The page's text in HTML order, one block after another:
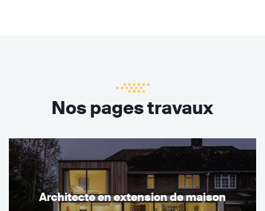
Nos pages travaux
Architecte en extension de maison